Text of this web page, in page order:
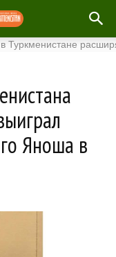
расширяет
Яноша в